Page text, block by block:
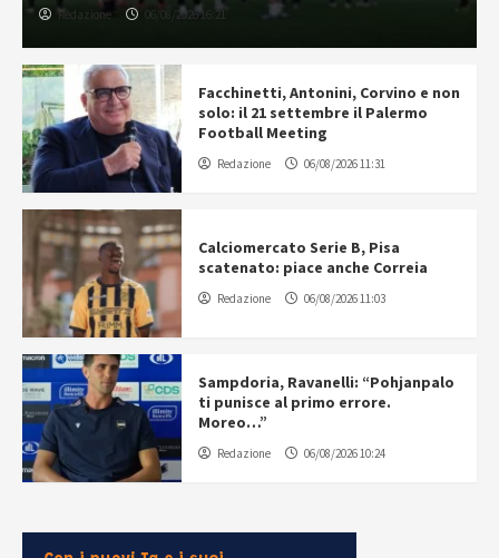
Redazione 06/08/2026 16:21
Facchinetti, Antonini, Corvino e non
solo: il 21 settembre il Palermo
Football Meeting
Redazione 06/08/2026 11:31
Calciomercato Serie B, Pisa
scatenato: piace anche Correia
Redazione 06/08/2026 11:03
Sampdoria, Ravanelli: “Pohjanpalo
ti punisce al primo errore.
Moreo…”
Redazione 06/08/2026 10:24